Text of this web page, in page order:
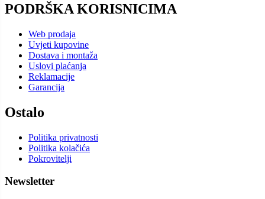
PODRŠKA KORISNICIMA
Web prodaja
Uvjeti kupovine
Dostava i montaža
Uslovi plaćanja
Reklamacije
Garancija
Ostalo
Politika privatnosti
Politika kolačića
Pokrovitelji
Newsletter